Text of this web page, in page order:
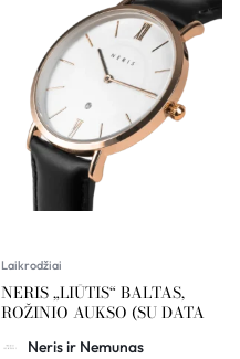
Laikrodžiai
NERIS „LIŪTIS“ BALTAS,
ROŽINIO AUKSO (SU DATA
Neris ir Nemunas